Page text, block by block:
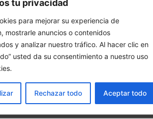
tu privacidad
para mejorar su experiencia de
mostrarle anuncios o contenidos
y analizar nuestro tráfico. Al hacer clic en
usted da su consentimiento a nuestro uso
Rechazar todo Aceptar todo
Condiciones
Política de
Política de
13:30 y 17:00-20:00 – Sáb de 10:00-13:30